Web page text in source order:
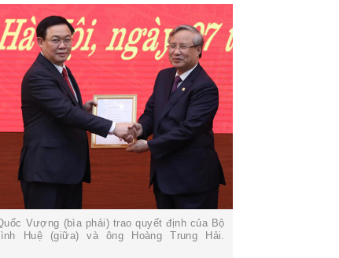
Vượng (bìa phải) trao quyết định của Bộ
Huệ (giữa) và ông Hoàng Trung Hải.